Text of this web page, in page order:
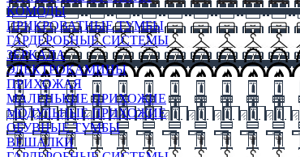
КОМОДЫ
ПРИКРОВАТНЫЕ ТУМБЫ
ГАРДЕРОБНЫЕ СИСТЕМЫ
ЗЕРКАЛА
ЭЛЕКТРОКАМИНЫ
ПРИХОЖАЯ
МАЛЕНЬКИЕ ПРИХОЖИЕ
МОДУЛЬНЫЕ ПРИХОЖИЕ
ОБУВНЫЕ ТУМБЫ
ВЕШАЛКИ